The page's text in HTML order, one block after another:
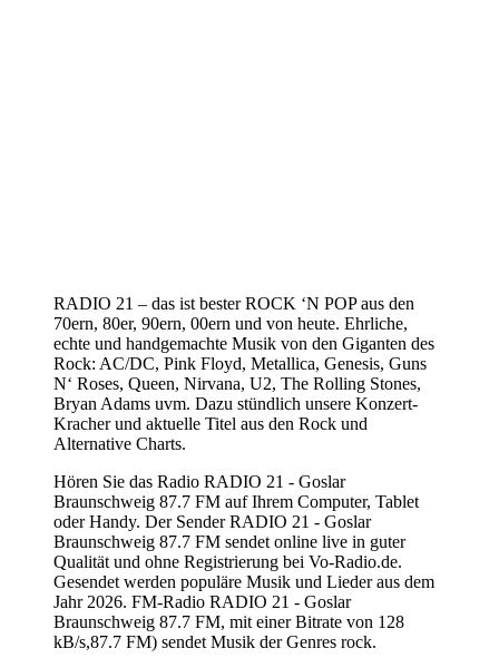
RADIO 21 – das ist bester ROCK ‘N POP aus den
70ern, 80er, 90ern, 00ern und von heute. Ehrliche,
echte und handgemachte Musik von den Giganten des
Rock: AC/DC, Pink Floyd, Metallica, Genesis, Guns
N‘ Roses, Queen, Nirvana, U2, The Rolling Stones,
Bryan Adams uvm. Dazu stündlich unsere Konzert-
Kracher und aktuelle Titel aus den Rock und
Alternative Charts.
Hören Sie das Radio RADIO 21 - Goslar
Braunschweig 87.7 FM auf Ihrem Computer, Tablet
oder Handy. Der Sender RADIO 21 - Goslar
Braunschweig 87.7 FM sendet online live in guter
Qualität und ohne Registrierung bei Vo-Radio.de.
Gesendet werden populäre Musik und Lieder aus dem
Jahr 2026. FM-Radio RADIO 21 - Goslar
Braunschweig 87.7 FM, mit einer Bitrate von 128
kB/s,87.7 FM) sendet Musik der Genres rock.